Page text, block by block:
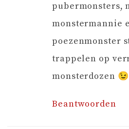
pubermonsters,
monstermannie
poezenmonster
trappelen op
monsterdozen 😉
Beantwoorden